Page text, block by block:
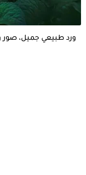
ورد طبيعي جميل، صور